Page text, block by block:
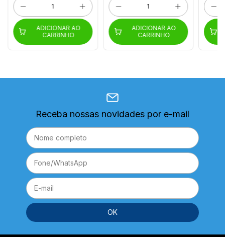
ADICIONAR AO
CARRINHO
ADICIONAR AO
CARRINHO
Receba nossas novidades por e-mail